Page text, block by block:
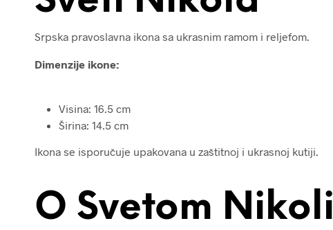
Srpska pravoslavna ikona sa ukrasnim ramom i reljefom.
Dimenzije ikone:
Visina: 16.5 cm
Širina: 14.5 cm
Ikona se isporučuje upakovana u zaštitnoj i ukrasnoj kutiji.
O Svetom Nikoli